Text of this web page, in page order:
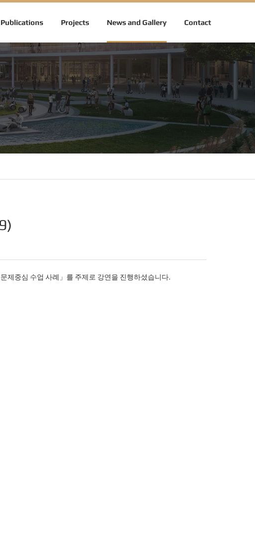
Publications Projects News and Gallery Contact
제중심 수업 사례」를 주제로 강연을 진행하셨습니다.